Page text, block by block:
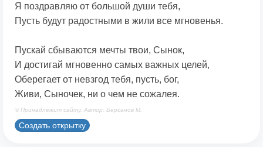
Я поздравляю от большой души тебя,
Пусть будут радостными в жили все мгновенья.
Пускай сбываются мечты твои, Сынок,
И достигай мгновенно самых важных целей,
Оберегает от невзгод тебя, пусть, бог,
Живи, Сыночек, ни о чем не сожалея.
© Принадлежит сайту. Автор: Берсанов М.
Создать открытку